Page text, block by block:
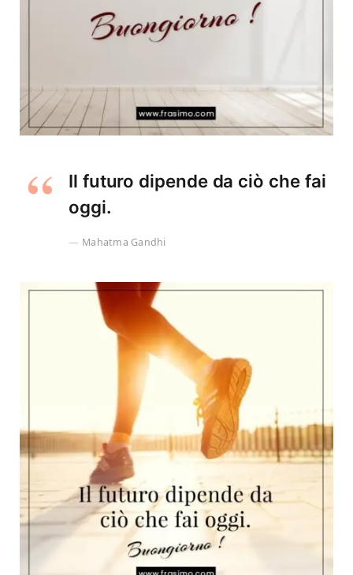
Il futuro dipende da ciò che fai
oggi.
Mahatma Gandhi